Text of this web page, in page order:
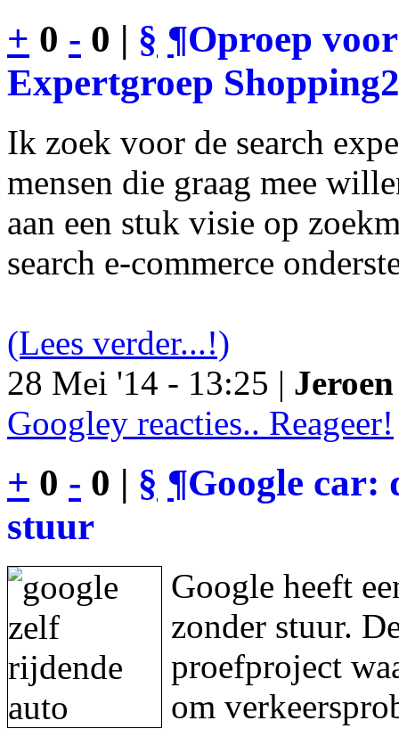
+ 0 - 0 | § ¶Oproep
Expertgroep
Ik zoek voor de search
mensen die graag mee
aan een stuk visie op
search e-commerce
(Lees verder...!)
28 Mei '14 - 13:25 |
Googley reacties.. Reageer!
+ 0 - 0 | § ¶Google car:
stuur
Google heeft
zonder stuur.
proefproject
om